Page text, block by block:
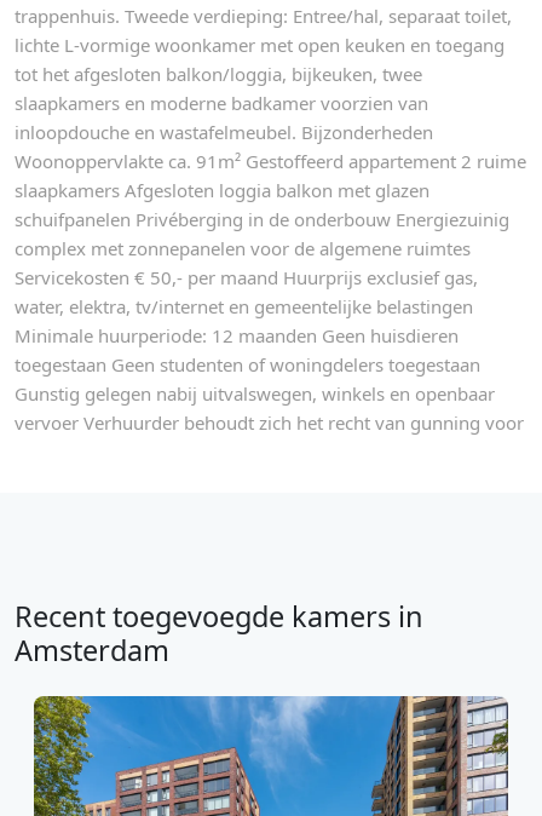
trappenhuis. Tweede verdieping: Entree/hal, separaat toilet,
lichte L-vormige woonkamer met open keuken en toegang
tot het afgesloten balkon/loggia, bijkeuken, twee
slaapkamers en moderne badkamer voorzien van
inloopdouche en wastafelmeubel. Bijzonderheden
Woonoppervlakte ca. 91m² Gestoffeerd appartement 2 ruime
slaapkamers Afgesloten loggia balkon met glazen
schuifpanelen Privéberging in de onderbouw Energiezuinig
complex met zonnepanelen voor de algemene ruimtes
Servicekosten € 50,- per maand Huurprijs exclusief gas,
water, elektra, tv/internet en gemeentelijke belastingen
Minimale huurperiode: 12 maanden Geen huisdieren
toegestaan Geen studenten of woningdelers toegestaan
Gunstig gelegen nabij uitvalswegen, winkels en openbaar
vervoer Verhuurder behoudt zich het recht van gunning voor
Recent toegevoegde kamers in
Amsterdam